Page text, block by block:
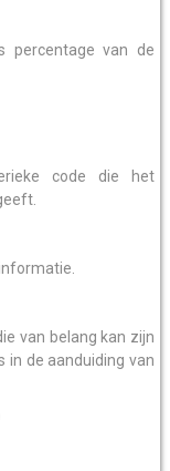
percentage van de
code die het
van belang kan zijn
in de aanduiding van